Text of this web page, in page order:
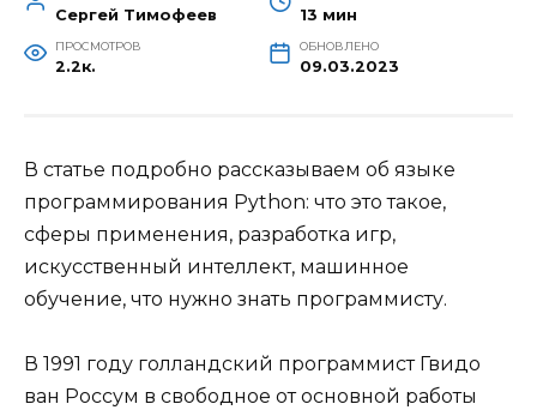
Сергей Тимофеев 13 мин
ПРОСМОТРОВ
2.2к.
ОБНОВЛЕНО
В статье подробно рассказываем об языке
программирования Python: что это такое,
сферы применения, разработка игр,
искусственный интеллект, машинное
обучение, что нужно знать программисту.
В 1991 году голландский программист Гвидо
ван Россум в свободное от основной работы